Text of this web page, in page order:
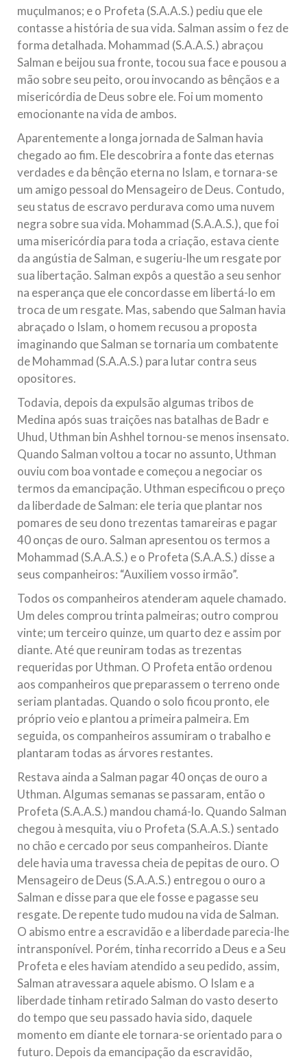
muçulmanos; e o Profeta (S.A.A.S.) pediu que ele
contasse a história de sua vida. Salman assim o fez de
forma detalhada. Mohammad (S.A.A.S.) abraçou
Salman e beijou sua fronte, tocou sua face e pousou a
mão sobre seu peito, orou invocando as bênçãos e a
misericórdia de Deus sobre ele. Foi um momento
emocionante na vida de ambos.
Aparentemente a longa jornada de Salman havia
chegado ao fim. Ele descobrira a fonte das eternas
verdades e da bênção eterna no Islam, e tornara-se
um amigo pessoal do Mensageiro de Deus. Contudo,
seu status de escravo perdurava como uma nuvem
negra sobre sua vida. Mohammad (S.A.A.S.), que foi
uma misericórdia para toda a criação, estava ciente
da angústia de Salman, e sugeriu-lhe um resgate por
sua libertação. Salman expôs a questão a seu senhor
na esperança que ele concordasse em libertá-lo em
troca de um resgate. Mas, sabendo que Salman havia
abraçado o Islam, o homem recusou a proposta
imaginando que Salman se tornaria um combatente
de Mohammad (S.A.A.S.) para lutar contra seus
opositores.
Todavia, depois da expulsão algumas tribos de
Medina após suas traições nas batalhas de Badr e
Uhud, Uthman bin Ashhel tornou-se menos insensato.
Quando Salman voltou a tocar no assunto, Uthman
ouviu com boa vontade e começou a negociar os
termos da emancipação. Uthman especificou o preço
da liberdade de Salman: ele teria que plantar nos
pomares de seu dono trezentas tamareiras e pagar
40 onças de ouro. Salman apresentou os termos a
Mohammad (S.A.A.S.) e o Profeta (S.A.A.S.) disse a
seus companheiros: “Auxiliem vosso irmão”.
Todos os companheiros atenderam aquele chamado.
Um deles comprou trinta palmeiras; outro comprou
vinte; um terceiro quinze, um quarto dez e assim por
diante. Até que reuniram todas as trezentas
requeridas por Uthman. O Profeta então ordenou
aos companheiros que preparassem o terreno onde
seriam plantadas. Quando o solo ficou pronto, ele
próprio veio e plantou a primeira palmeira. Em
seguida, os companheiros assumiram o trabalho e
plantaram todas as árvores restantes.
Restava ainda a Salman pagar 40 onças de ouro a
Uthman. Algumas semanas se passaram, então o
Profeta (S.A.A.S.) mandou chamá-lo. Quando Salman
chegou à mesquita, viu o Profeta (S.A.A.S.) sentado
no chão e cercado por seus companheiros. Diante
dele havia uma travessa cheia de pepitas de ouro. O
Mensageiro de Deus (S.A.A.S.) entregou o ouro a
Salman e disse para que ele fosse e pagasse seu
resgate. De repente tudo mudou na vida de Salman.
O abismo entre a escravidão e a liberdade parecia-lhe
intransponível. Porém, tinha recorrido a Deus e a Seu
Profeta e eles haviam atendido a seu pedido, assim,
Salman atravessara aquele abismo. O Islam e a
liberdade tinham retirado Salman do vasto deserto
do tempo que seu passado havia sido, daquele
momento em diante ele tornara-se orientado para o
futuro. Depois da emancipação da escravidão,